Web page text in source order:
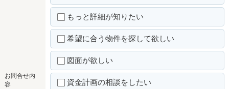
お問合せ内
容
もっと詳細が知りたい
希望に合う物件を探して欲しい
図面が欲しい
資金計画の相談をしたい